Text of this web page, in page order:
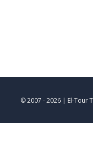
© 2007 - 2026 | El-Tour